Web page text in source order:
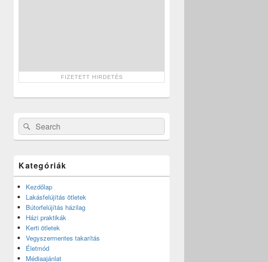
Search
for:
Search
Kategóriák
Kezdőlap
Lakásfelújítás ötletek
Bútorfelújítás házilag
Házi praktikák
Kerti ötletek
Vegyszermentes takarítás
Életmód
Médiaajánlat